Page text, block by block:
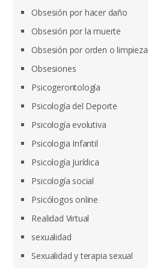
Obsesión por hacer daño
Obsesión por la muerte
Obsesión por orden o limpieza
Obsesiones
Psicogerontología
Psicología del Deporte
Psicología evolutiva
Psicologia Infantil
Psicología Jurídica
Psicología social
Psicólogos online
Realidad Virtual
sexualidad
Sexualidad y terapia sexual